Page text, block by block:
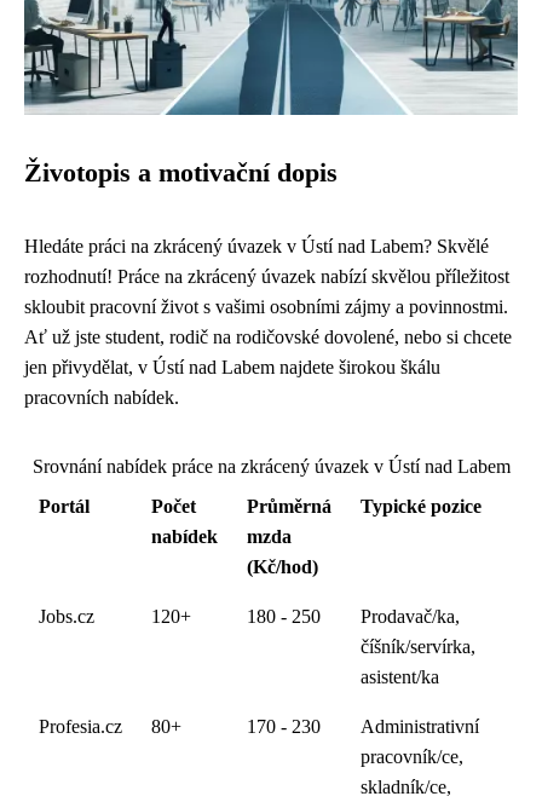
Životopis a motivační dopis
Hledáte práci na zkrácený úvazek v Ústí nad Labem? Skvělé
rozhodnutí! Práce na zkrácený úvazek nabízí skvělou příležitost
skloubit pracovní život s vašimi osobními zájmy a povinnostmi.
Ať už jste student, rodič na rodičovské dovolené, nebo si chcete
jen přivydělat, v Ústí nad Labem najdete širokou škálu
pracovních nabídek.
Srovnání nabídek práce na zkrácený úvazek v Ústí nad Labem
Portál
Počet
nabídek
Průměrná
mzda
(Kč/hod)
Typické pozice
Jobs.cz 120+ 180 - 250
Prodavač/ka,
číšník/servírka,
asistent/ka
Profesia.cz 80+ 170 - 230
Administrativní
pracovník/ce,
skladník/ce,